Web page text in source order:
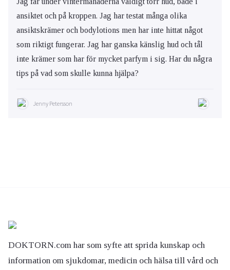
ansiktet och på kroppen. Jag har testat många olika
ansiktskrämer och bodylotions men har inte hittat något
som riktigt fungerar. Jag har ganska känslig hud och tål
inte krämer som har för mycket parfym i sig. Har du några
tips på vad som skulle kunna hjälpa?
Jenny Petersson
DOKTORN.com har som syfte att sprida kunskap och
information om sjukdomar, medicin och hälsa till vård och